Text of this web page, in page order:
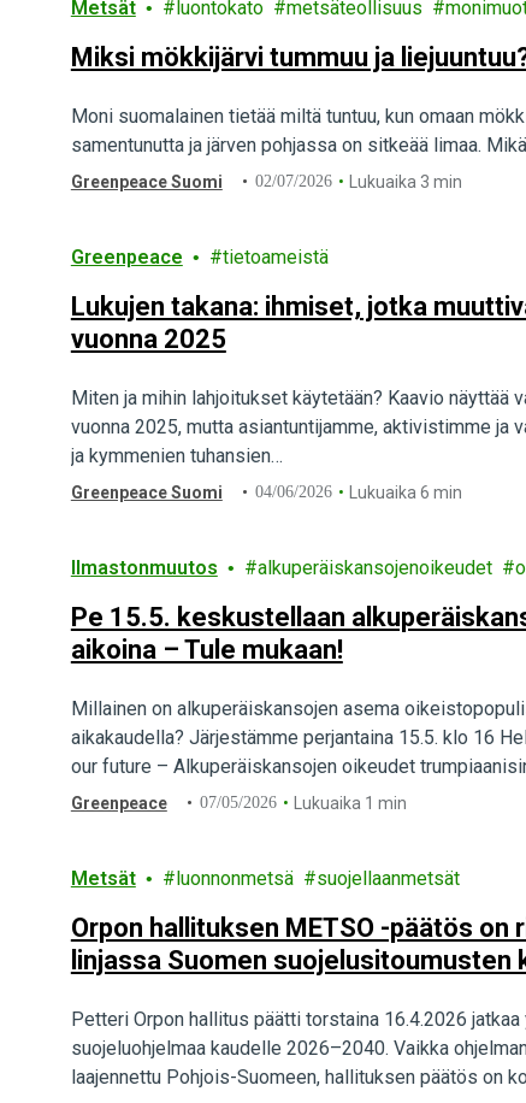
Metsät luontokato metsäteollisuus
Miksi mökkijärvi tummuu ja
Moni suomalainen tietää miltä tuntuu, kun omaan
samentunutta ja järven pohjassa on sitkeää limaa.
Greenpeace Suomi 02/07/2026 Lukuaika 3 min
Greenpeace tietoameistä
Lukujen takana: ihmiset, jotka
vuonna 2025
Miten ja mihin lahjoitukset käytetään? Kaavio näyttää
vuonna 2025, mutta asiantuntijamme, aktivistimme ja
ja kymmenien tuhansien…
Greenpeace Suomi 04/06/2026 Lukuaika 6 min
Ilmastonmuutos alkuperäiskansojenoikeudet
Pe 15.5. keskustellaan
aikoina – Tule mukaan!
Millainen on alkuperäiskansojen asema
aikakaudella? Järjestämme perjantaina 15.5. klo 16
our future – Alkuperäiskansojen oikeudet
Greenpeace 07/05/2026 Lukuaika 1 min
Metsät luonnonmetsä suojellaanmetsät
Orpon hallituksen METSO -päätös
linjassa Suomen suojelusitoumusten
Petteri Orpon hallitus päätti torstaina 16.4.2026
suojeluohjelmaa kaudelle 2026–2040. Vaikka
laajennettu Pohjois-Suomeen, hallituksen päätös on